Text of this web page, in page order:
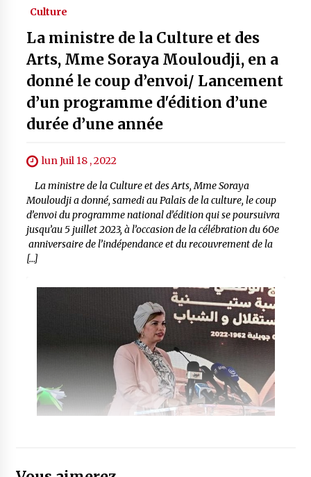
Culture
La ministre de la Culture et des
Arts, Mme Soraya Mouloudji, en a
donné le coup d’envoi/ Lancement
d’un programme d'édition d’une
durée d’une année
lun Juil 18 , 2022
La ministre de la Culture et des Arts, Mme Soraya
Mouloudji a donné, samedi au Palais de la culture, le coup
d’envoi du programme national d’édition qui se poursuivra
jusqu’au 5 juillet 2023, à l’occasion de la célébration du 60e
anniversaire de l’indépendance et du recouvrement de la
[…]